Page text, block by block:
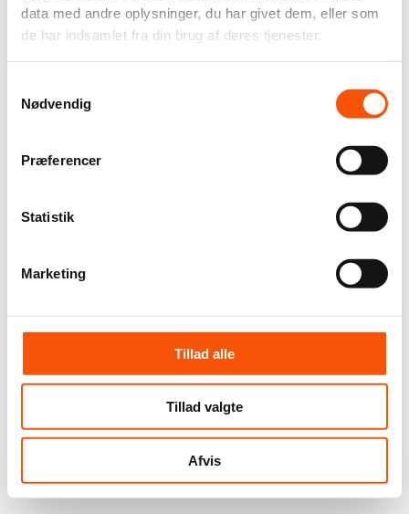
data med andre oplysninger, du har givet dem, eller som
de har indsamlet fra din brug af deres tjenester.
Nødvendig
Præferencer
Statistik
Marketing
Tillad alle
Tillad valgte
Afvis